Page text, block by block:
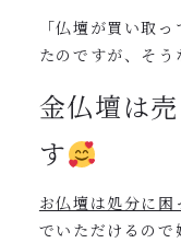
「仏壇が買い取
たのですが、そう
金仏壇は
す
お仏壇は処分に
でいただけるので